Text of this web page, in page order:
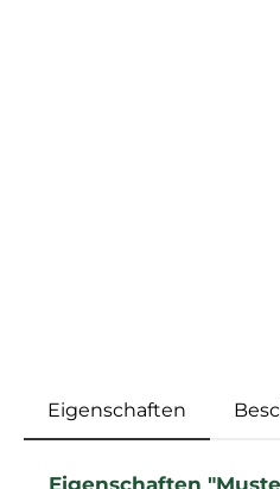
Eigenschaften